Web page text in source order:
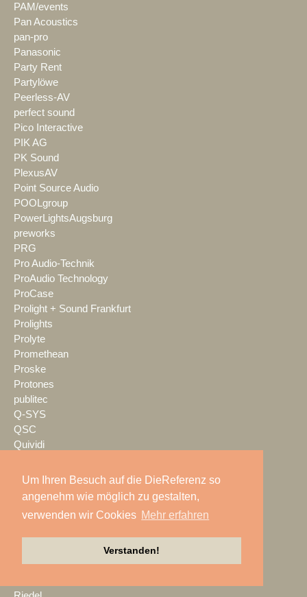
Um Ihren Besuch auf die DieReferenz so
angenehm wie möglich zu gestalten,
verwenden wir Cookies Mehr erfahren
Verstanden!
PAM/events
Pan Acoustics
pan-pro
Panasonic
Party Rent
Partylöwe
Peerless-AV
perfect sound
Pico Interactive
PIK AG
PK Sound
PlexusAV
Point Source Audio
POOLgroup
PowerLightsAugsburg
preworks
PRG
Pro Audio-Technik
ProAudio Technology
ProCase
Prolight + Sound Frankfurt
Prolights
Prolyte
Promethean
Proske
Protones
publitec
Q-SYS
QSC
Quividi
Rain Age
Rauschenberger Catering
RENT EVENT TEC
rent4event
Reprofil